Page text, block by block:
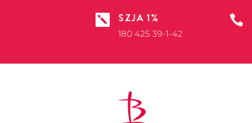
 SZJA 1%
180 425 39-1-42
